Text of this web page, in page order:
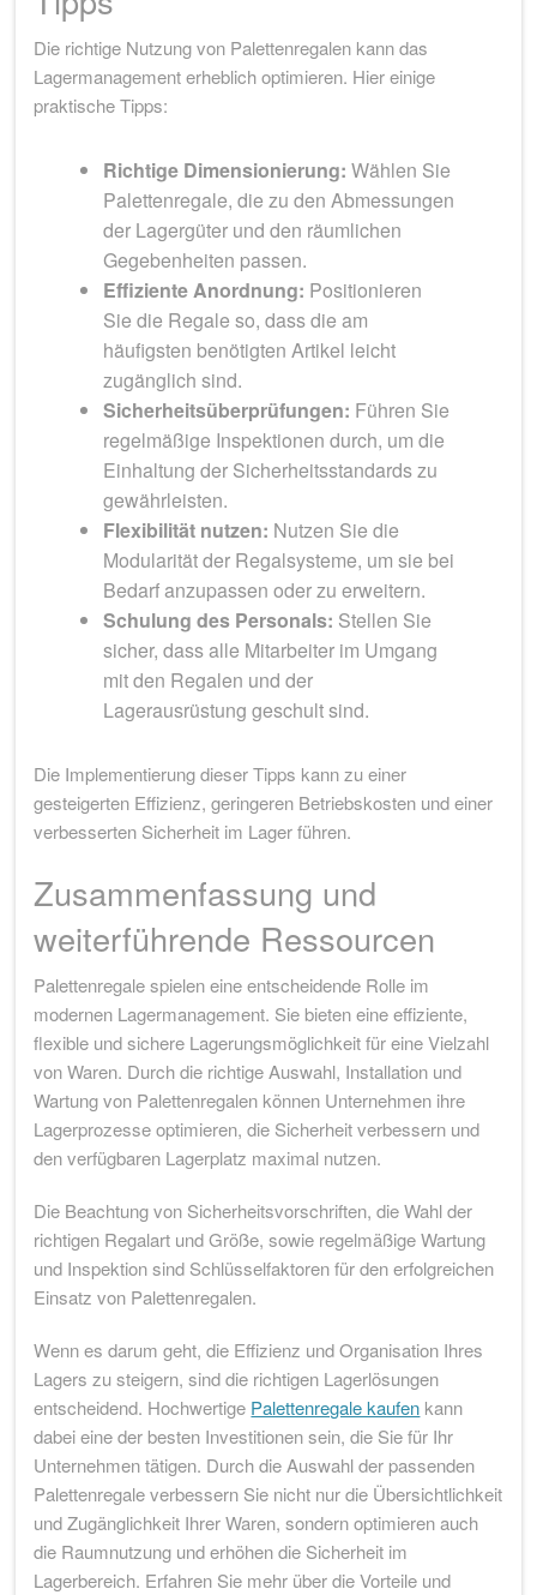
Die richtige Nutzung von Palettenregalen kann das
Lagermanagement erheblich optimieren. Hier einige
praktische Tipps:
Richtige Dimensionierung: Wählen Sie
Palettenregale, die zu den Abmessungen
der Lagergüter und den räumlichen
Gegebenheiten passen.
Effiziente Anordnung: Positionieren
Sie die Regale so, dass die am
häufigsten benötigten Artikel leicht
zugänglich sind.
Sicherheitsüberprüfungen: Führen Sie
regelmäßige Inspektionen durch, um die
Einhaltung der Sicherheitsstandards zu
gewährleisten.
Flexibilität nutzen: Nutzen Sie die
Modularität der Regalsysteme, um sie bei
Bedarf anzupassen oder zu erweitern.
Schulung des Personals: Stellen Sie
sicher, dass alle Mitarbeiter im Umgang
mit den Regalen und der
Lagerausrüstung geschult sind.
Die Implementierung dieser Tipps kann zu einer
gesteigerten Effizienz, geringeren Betriebskosten und einer
verbesserten Sicherheit im Lager führen.
Zusammenfassung und
weiterführende Ressourcen
Palettenregale spielen eine entscheidende Rolle im
modernen Lagermanagement. Sie bieten eine effiziente,
flexible und sichere Lagerungsmöglichkeit für eine Vielzahl
von Waren. Durch die richtige Auswahl, Installation und
Wartung von Palettenregalen können Unternehmen ihre
Lagerprozesse optimieren, die Sicherheit verbessern und
den verfügbaren Lagerplatz maximal nutzen.
Die Beachtung von Sicherheitsvorschriften, die Wahl der
richtigen Regalart und Größe, sowie regelmäßige Wartung
und Inspektion sind Schlüsselfaktoren für den erfolgreichen
Einsatz von Palettenregalen.
Wenn es darum geht, die Effizienz und Organisation Ihres
Lagers zu steigern, sind die richtigen Lagerlösungen
entscheidend. Hochwertige Palettenregale kaufen kann
dabei eine der besten Investitionen sein, die Sie für Ihr
Unternehmen tätigen. Durch die Auswahl der passenden
Palettenregale verbessern Sie nicht nur die Übersichtlichkeit
und Zugänglichkeit Ihrer Waren, sondern optimieren auch
die Raumnutzung und erhöhen die Sicherheit im
Lagerbereich. Erfahren Sie mehr über die Vorteile und